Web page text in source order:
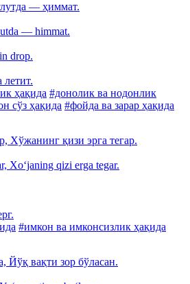
— ҳиммат.
— himmat.
drop.
ҳақида #донолик ва нодонлик
сўз ҳақида #фойда ва зарар ҳақида
Хўжанинг қизи эрга тегар.
Xo‘janing qizi erga tegar.
#имкон ва имконсизлик ҳақида
вақти зор бўласан.